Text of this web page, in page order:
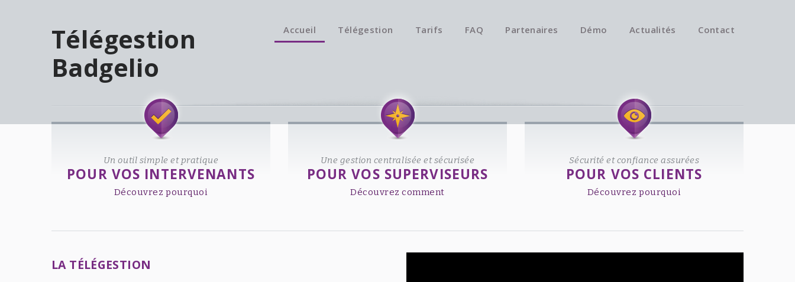
Télégestion
Badgelio
Accueil Télégestion Tarifs FAQ Partenaires Démo Actualités Contact
Welcome! Available on iOS & Android.
Un outil simple et pratique
POUR VOS INTERVENANTS
Découvrez pourquoi
Une gestion centralisée et sécurisée
POUR VOS SUPERVISEURS
Découvrez comment
Sécurité et confiance assurées
POUR VOS CLIENTS
Découvrez pourquoi
LA TÉLÉGESTION